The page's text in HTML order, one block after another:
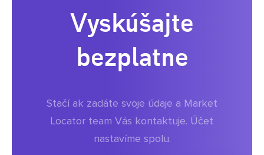
Vyskúšajte
bezplatne
Stačí ak zadáte svoje údaje a Market
Locator team Vás kontaktuje. Účet
nastavíme spolu.